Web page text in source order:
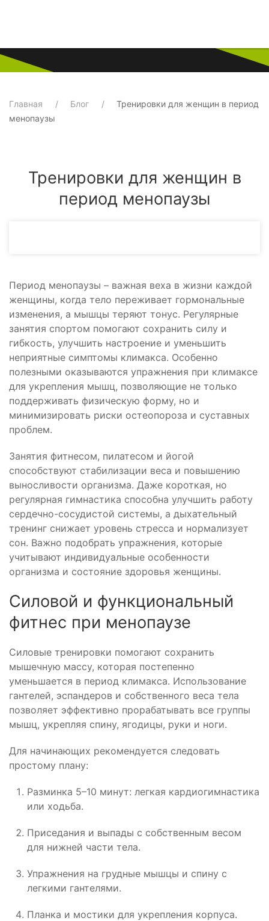
Главная Блог
Тренировки для женщин в период
менопаузы
Тренировки для женщин в
период менопаузы
Период менопаузы – важная веха в жизни каждой
женщины, когда тело переживает гормональные
изменения, а мышцы теряют тонус. Регулярные
занятия спортом помогают сохранить силу и
гибкость, улучшить настроение и уменьшить
неприятные симптомы климакса. Особенно
полезными оказываются упражнения при климаксе
для укрепления мышц, позволяющие не только
поддерживать физическую форму, но и
минимизировать риски остеопороза и суставных
проблем.
Занятия фитнесом, пилатесом и йогой
способствуют стабилизации веса и повышению
выносливости организма. Даже короткая, но
регулярная гимнастика способна улучшить работу
сердечно-сосудистой системы, а дыхательный
тренинг снижает уровень стресса и нормализует
сон. Важно подобрать упражнения, которые
учитывают индивидуальные особенности
организма и состояние здоровья женщины.
Силовой и функциональный
фитнес при менопаузе
Силовые тренировки помогают сохранить
мышечную массу, которая постепенно
уменьшается в период климакса. Использование
гантелей, эспандеров и собственного веса тела
позволяет эффективно прорабатывать все группы
мышц, укрепляя спину, ягодицы, руки и ноги.
Для начинающих рекомендуется следовать
простому плану:
Разминка 5–10 минут: легкая кардиогимнастика
или ходьба.
Приседания и выпады с собственным весом
для нижней части тела.
Упражнения на грудные мышцы и спину с
легкими гантелями.
Планка и мостики для укрепления корпуса.